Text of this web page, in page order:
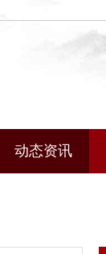
动态资讯